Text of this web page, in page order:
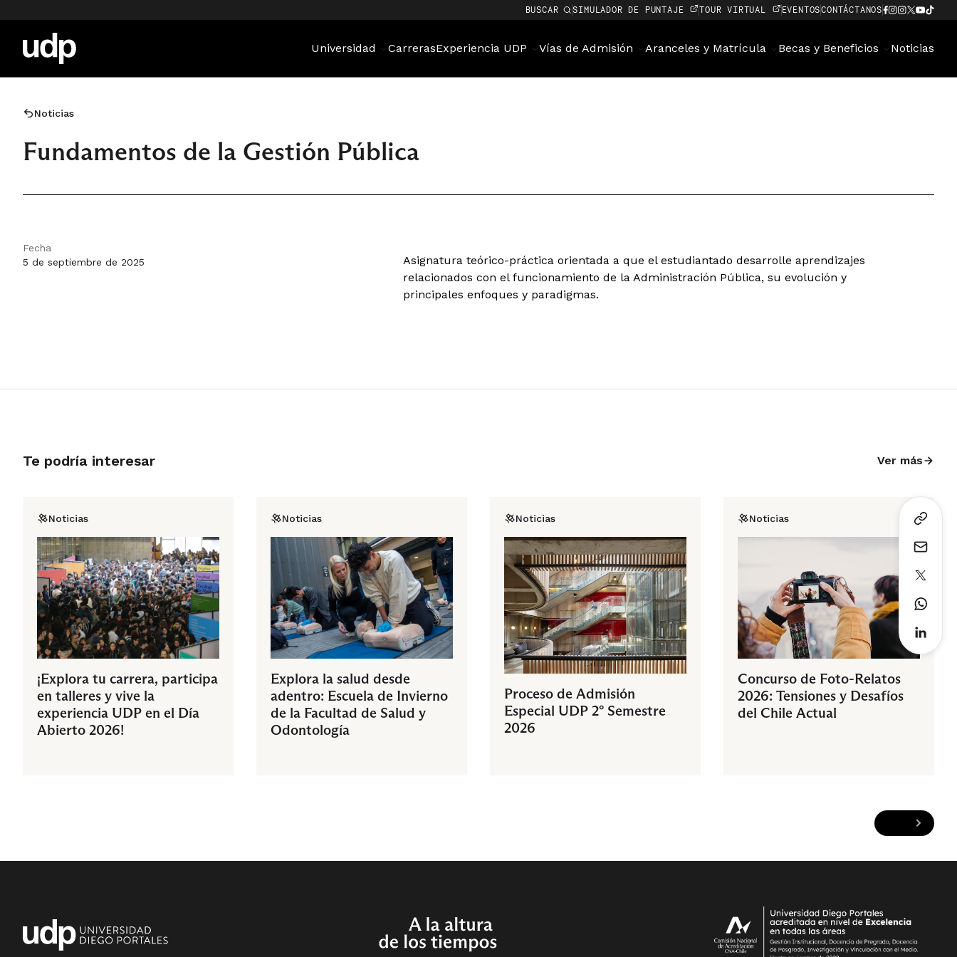
BUSCAR SIMULADOR DE PUNTAJE TOUR VIRTUAL EVENTOSCONTÁCTANOS
Universidad CarrerasExperiencia UDP Vías de Admisión Aranceles y Matrícula Becas y Beneficios Noticias
Noticias
Fundamentos de la Gestión Pública
Fecha
5 de septiembre de 2025
Asignatura teórico-práctica orientada a que el estudiantado desarrolle aprendizajes
relacionados con el funcionamiento de la Administración Pública, su evolución y
principales enfoques y paradigmas.
Te podría interesar Ver más
Noticias
¡Explora tu carrera, participa
en talleres y vive la
experiencia UDP en el Día
Abierto 2026!
Noticias
Explora la salud desde
adentro: Escuela de Invierno
de la Facultad de Salud y
Odontología
Noticias
Proceso de Admisión
Especial UDP 2° Semestre
2026
Noticias
Concurso de Foto-Relatos
2026: Tensiones y Desafíos
del Chile Actual